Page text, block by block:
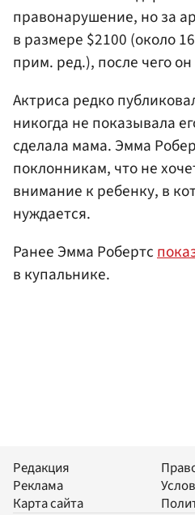
правонарушение, но за
в размере $2100 (около
прим. ред.), после чего
Актриса редко
никогда не показывала
сделала мама. Эмма
поклонникам, что не
внимание к ребенку, в
нуждается.
Ранее Эмма Робертс
в купальнике.
Редакция
Реклама
Карта сайта